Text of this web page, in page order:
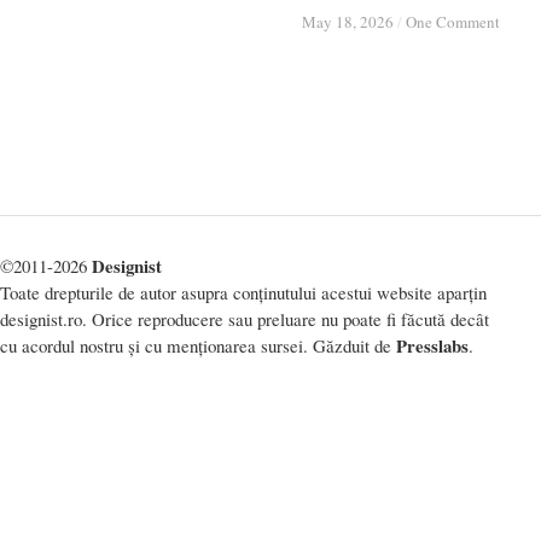
May 18, 2026 / One Comment
May 18, 2026 / One Comment
©2011-2026 Designist
Toate drepturile de autor asupra conținutului acestui website aparțin
designist.ro. Orice reproducere sau preluare nu poate fi făcută decât
cu acordul nostru și cu menționarea sursei. Găzduit de Presslabs.